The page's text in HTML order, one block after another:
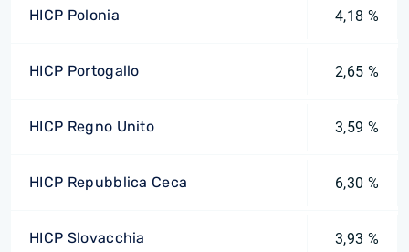
HICP Polonia 4,18 %
HICP Portogallo 2,65 %
HICP Regno Unito 3,59 %
HICP Repubblica Ceca 6,30 %
HICP Slovacchia 3,93 %